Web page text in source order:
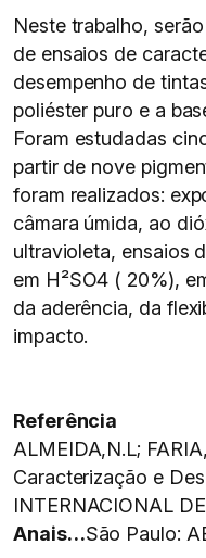
Neste trabalho,
de ensaios de
desempenho de
poliéster puro e a
Foram estudadas
partir de nove
foram realizados:
câmara úmida, ao
ultravioleta, ensaios
em H²SO4 ( 20%),
da aderência, da
impacto.
Referência
ALMEIDA,N.L;
Caracterização e
INTERNACIONAL
Anais…São Paulo: